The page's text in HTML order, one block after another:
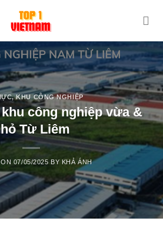
,KHU CÔNG NGHIỆP
công nghiệp vừa &
Từ Liêm
07/05/2025 BY KHẢ ÁNH